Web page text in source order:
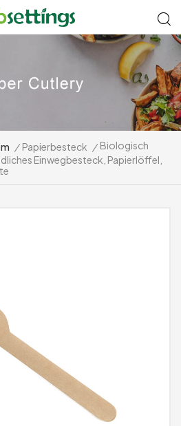
/ Papierbesteck / Biologisch
Einwegbesteck, Papierlöffel,